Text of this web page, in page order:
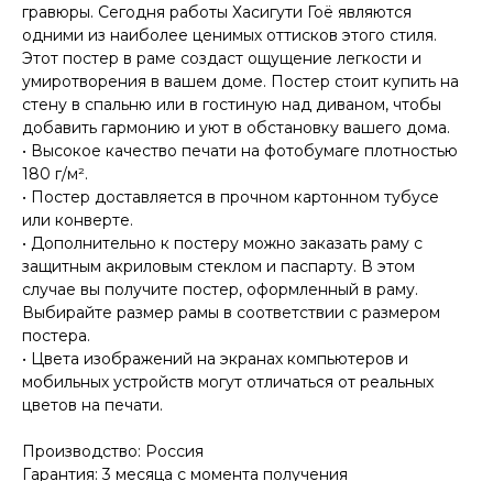
гравюры. Сегодня работы Хасигути Гоё являются
одними из наиболее ценимых оттисков этого стиля.
Этот постер в раме создаст ощущение легкости и
умиротворения в вашем доме. Постер стоит купить на
стену в спальню или в гостиную над диваном, чтобы
добавить гармонию и уют в обстановку вашего дома.
• Высокое качество печати на фотобумаге плотностью
180 г/м².
• Постер доставляется в прочном картонном тубусе
или конверте.
• Дополнительно к постеру можно заказать раму с
защитным акриловым стеклом и паспарту. В этом
случае вы получите постер, оформленный в раму.
Выбирайте размер рамы в соответствии с размером
постера.
• Цвета изображений на экранах компьютеров и
мобильных устройств могут отличаться от реальных
цветов на печати.
Производство: Россия
Гарантия: 3 месяца с момента получения